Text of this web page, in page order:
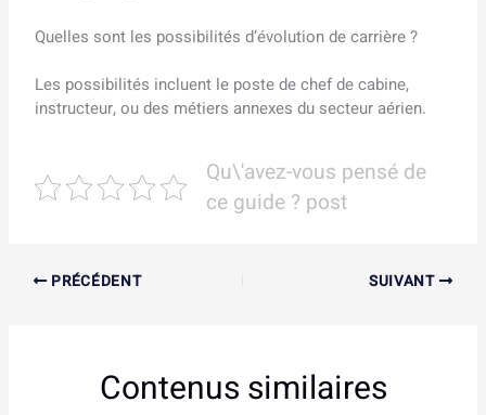
Quelles sont les possibilités d’évolution de carrière ?
Les possibilités incluent le poste de chef de cabine,
instructeur, ou des métiers annexes du secteur aérien.
Qu\'avez-vous pensé de
ce guide ? post
PRÉCÉDENT SUIVANT
Contenus similaires